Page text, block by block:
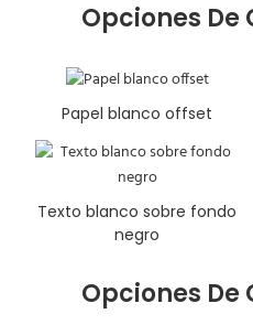
Opciones De
Papel blanco offset
Texto blanco sobre fondo
negro
Opciones De